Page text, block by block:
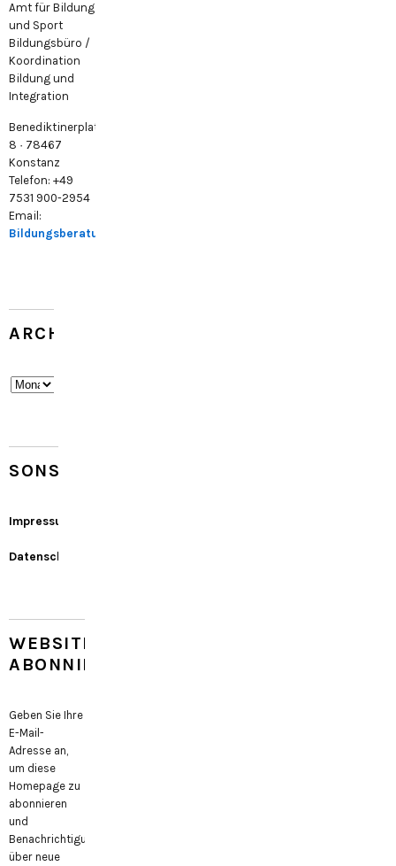
Amt für Bildung
und Sport
Bildungsbüro /
Koordination
Bildung und
Integration
Benediktinerplatz
8 · 78467
Konstanz
Telefon: +49
7531 900-2954
Email:
Bildungsberatung@konstanz.de
ARCHIV
Archiv
SONSTIGES
Impressum
Datenschutz
WEBSITE
ABONNIEREN
Geben Sie Ihre
E-Mail-
Adresse an,
um diese
Homepage zu
abonnieren
und
Benachrichtigungen
über neue